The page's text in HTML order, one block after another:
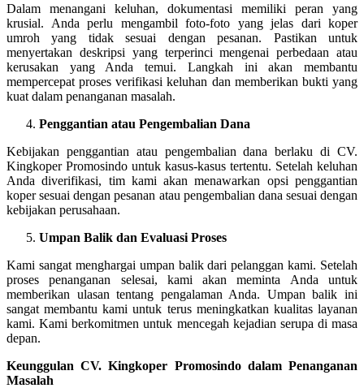
Dalam menangani keluhan, dokumentasi memiliki peran yang
krusial. Anda perlu mengambil foto-foto yang jelas dari koper
umroh yang tidak sesuai dengan pesanan. Pastikan untuk
menyertakan deskripsi yang terperinci mengenai perbedaan atau
kerusakan yang Anda temui. Langkah ini akan membantu
mempercepat proses verifikasi keluhan dan memberikan bukti yang
kuat dalam penanganan masalah.
Penggantian atau Pengembalian Dana
Kebijakan penggantian atau pengembalian dana berlaku di CV.
Kingkoper Promosindo untuk kasus-kasus tertentu. Setelah keluhan
Anda diverifikasi, tim kami akan menawarkan opsi penggantian
koper sesuai dengan pesanan atau pengembalian dana sesuai dengan
kebijakan perusahaan.
Umpan Balik dan Evaluasi Proses
Kami sangat menghargai umpan balik dari pelanggan kami. Setelah
proses penanganan selesai, kami akan meminta Anda untuk
memberikan ulasan tentang pengalaman Anda. Umpan balik ini
sangat membantu kami untuk terus meningkatkan kualitas layanan
kami. Kami berkomitmen untuk mencegah kejadian serupa di masa
depan.
Keunggulan CV. Kingkoper Promosindo dalam Penanganan
Masalah